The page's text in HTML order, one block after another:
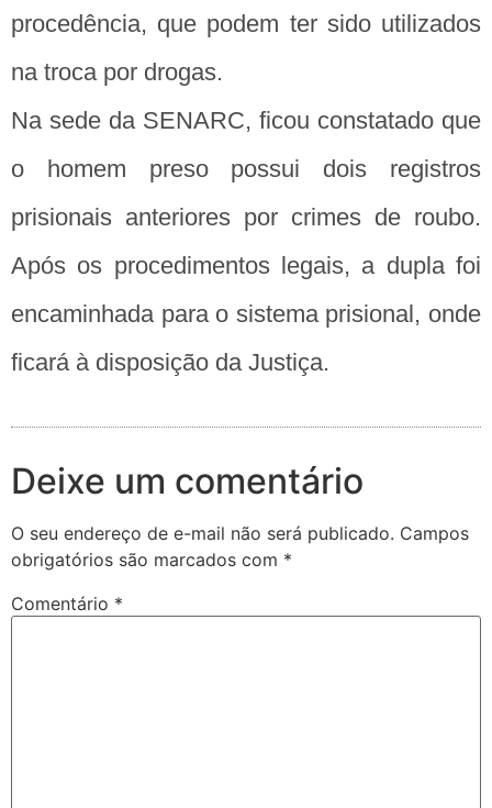
procedência, que podem ter sido utilizados
na troca por drogas.
Na sede da SENARC, ficou constatado que
o homem preso possui dois registros
prisionais anteriores por crimes de roubo.
Após os procedimentos legais, a dupla foi
encaminhada para o sistema prisional, onde
ficará à disposição da Justiça.
Deixe um comentário
O seu endereço de e-mail não será publicado. Campos
obrigatórios são marcados com *
Comentário *